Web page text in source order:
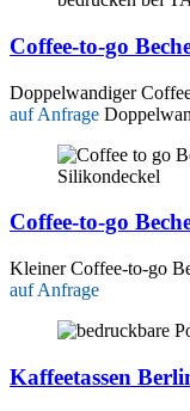
Coffee-to-go
Doppelwandiger
auf Anfrage
Coffee-to-go
Kleiner Coffee-to-go
auf Anfrage
Kaffeetassen